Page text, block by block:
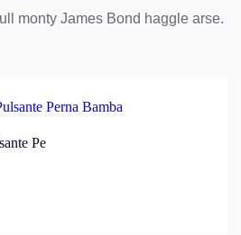
monty James Bond haggle arse.
Pe